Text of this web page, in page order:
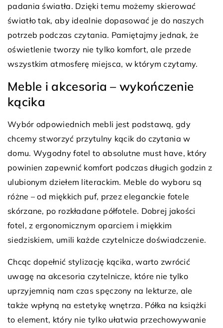
padania światła. Dzięki temu możemy skierować
światło tak, aby idealnie dopasować je do naszych
potrzeb podczas czytania. Pamiętajmy jednak, że
oświetlenie tworzy nie tylko komfort, ale przede
wszystkim atmosferę miejsca, w którym czytamy.
Meble i akcesoria – wykończenie
kącika
Wybór odpowiednich mebli jest podstawą, gdy
chcemy stworzyć przytulny kącik do czytania w
domu. Wygodny fotel to absolutne must have, który
powinien zapewnić komfort podczas długich godzin z
ulubionym dziełem literackim. Meble do wyboru są
różne – od miękkich puf, przez eleganckie fotele
skórzane, po rozkładane półfotele. Dobrej jakości
fotel, z ergonomicznym oparciem i miękkim
siedziskiem, umili każde czytelnicze doświadczenie.
Chcąc dopełnić stylizację kącika, warto zwrócić
uwagę na akcesoria czytelnicze, które nie tylko
uprzyjemnią nam czas spęczony na lekturze, ale
także wpłyną na estetykę wnętrza. Półka na książki
to element, który nie tylko ułatwia przechowywanie